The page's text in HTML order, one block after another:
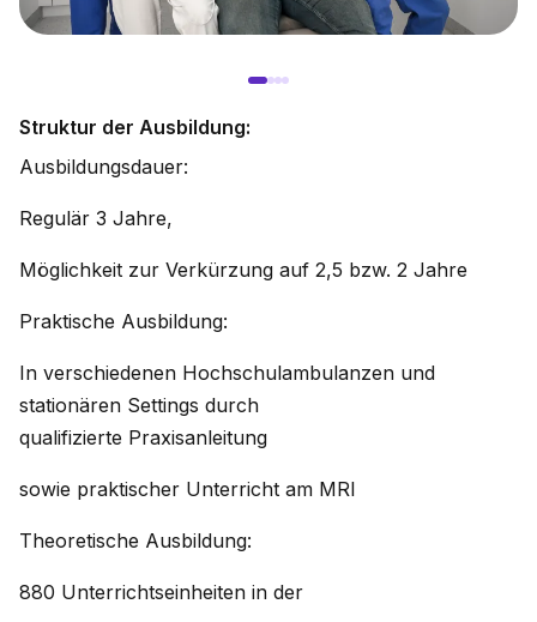
Struktur der Ausbildung:
Ausbildungsdauer:
Regulär 3 Jahre,
Möglichkeit zur Verkürzung auf 2,5 bzw. 2 Jahre
Praktische Ausbildung:
In verschiedenen Hochschulambulanzen und
stationären Settings durch
qualifizierte Praxisanleitung
sowie praktischer Unterricht am MRI
Theoretische Ausbildung:
880 Unterrichtseinheiten in der